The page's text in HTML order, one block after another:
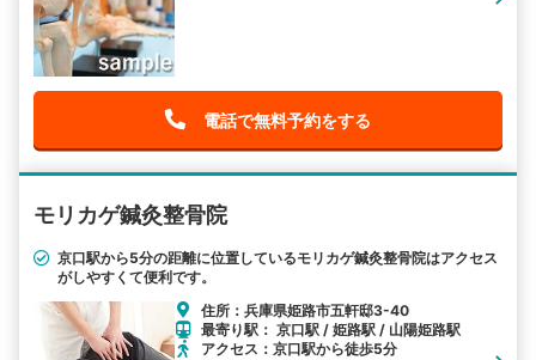
電話で無料予約をする
モリカゲ鍼灸整骨院
京口駅から5分の距離に位置しているモリカゲ鍼灸整骨院はアクセス
がしやすくて便利です。
住所：兵庫県姫路市五軒邸3-40
最寄り駅： 京口駅 / 姫路駅 / 山陽姫路駅
アクセス：京口駅から徒歩5分